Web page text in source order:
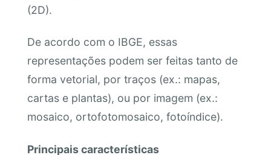
(2D).
De acordo com o IBGE, essas
representações podem ser feitas tanto de
forma vetorial, por traços (ex.: mapas,
cartas e plantas), ou por imagem (ex.:
mosaico, ortofotomosaico, fotoíndice).
Principais características